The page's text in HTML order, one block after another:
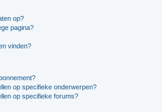
op?
pagina?
vinden?
op specifieke onderwerpen?
op specifieke forums?